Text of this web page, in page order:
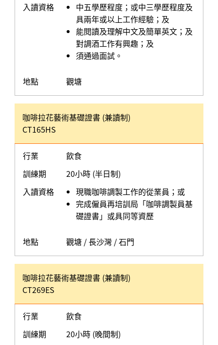
入讀資格
中五學歷程度；或中三學歷程度及
具兩年或以上工作經驗；及
能閱讀及理解中文及簡單英文；及
對調酒工作有興趣；及
須通過面試。
地點 觀塘
咖啡拉花藝術基礎證書 (兼讀制)
CT165HS
行業
飲食
訓練期
20小時 (半日制)
入讀資格
現職咖啡調製工作的從業員；或
完成僱員再培訓局「咖啡調製員基
礎證書」或具同等資歷
地點 觀塘 / 長沙灣 / 石門
咖啡拉花藝術基礎證書 (兼讀制)
CT269ES
行業
飲食
訓練期
20小時 (晚間制)